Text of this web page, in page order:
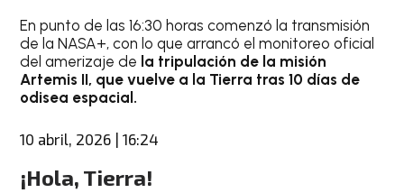
En punto de las 16:30 horas comenzó la transmisión
de la NASA+, con lo que arrancó el monitoreo oficial
del amerizaje de la tripulación de la misión
Artemis II, que vuelve a la Tierra tras 10 días de
odisea espacial.
10 abril, 2026 | 16:24
¡Hola, Tierra!